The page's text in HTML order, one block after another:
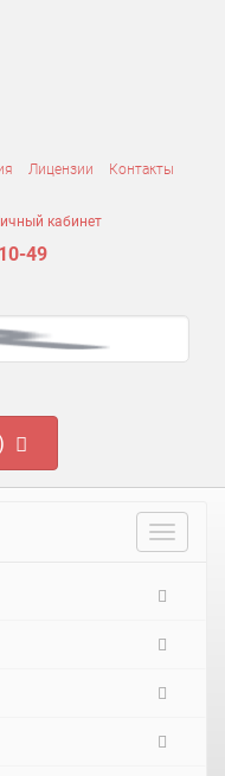
Лицензии Контакты
кабинет
49
Toggle